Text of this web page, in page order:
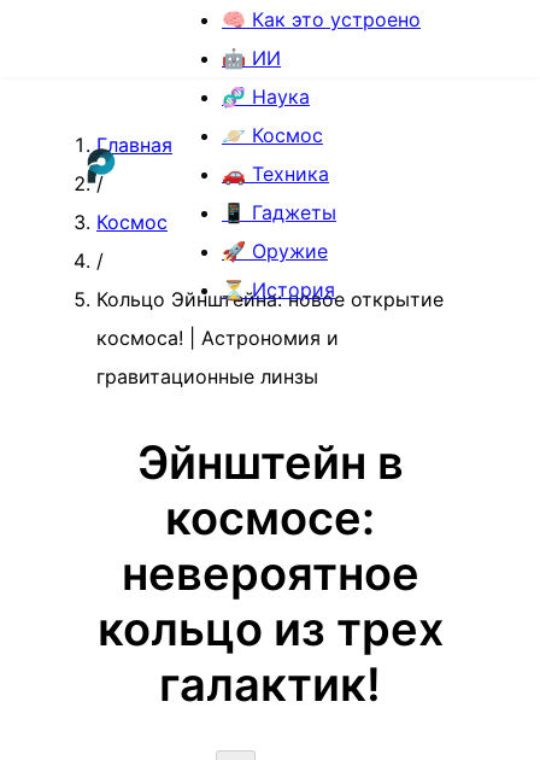
🧠 Как это устроено
🤖 ИИ
🧬 Наука
🪐 Космос
🚗 Техника
📱 Гаджеты
🚀 Оружие
⏳ История
Главная
/
Космос
/
Кольцо Эйнштейна: новое открытие
космоса! | Астрономия и
гравитационные линзы
Эйнштейн в
космосе:
невероятное
кольцо из трех
галактик!